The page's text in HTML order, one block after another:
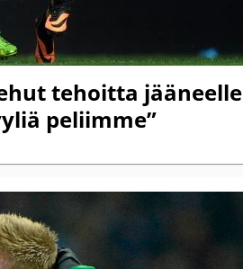
tehoitta jääneelle
peliimme”